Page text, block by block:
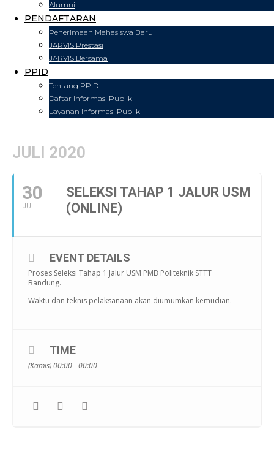
Alumni
PENDAFTARAN
Penerimaan Mahasiswa Baru
JARVIS Prestasi
JARVIS Bersama
PPID
Tentang PPID
Daftar Informasi Publik
Layanan Informasi Publik
JULI 2020
30
JUL
SELEKSI TAHAP 1 JALUR USM
(ONLINE)
EVENT DETAILS
Proses Seleksi Tahap 1 Jalur USM PMB Politeknik STTT
Bandung.
Waktu dan teknis pelaksanaan akan diumumkan kemudian.
TIME
(Kamis) 00:00 - 00:00